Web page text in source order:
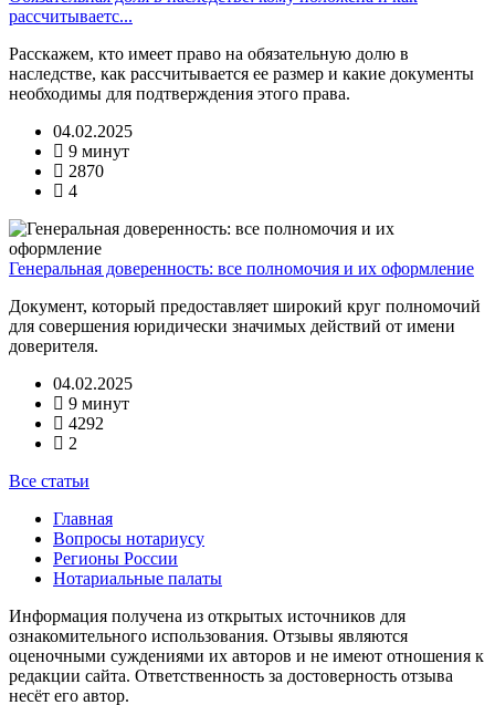
рассчитываетс...
Расскажем, кто имеет право на обязательную долю в
наследстве, как рассчитывается ее размер и какие документы
необходимы для подтверждения этого права.
04.02.2025
9 минут
2870
4
Генеральная доверенность: все полномочия и их оформление
Документ, который предоставляет широкий круг полномочий
для совершения юридически значимых действий от имени
доверителя.
04.02.2025
9 минут
4292
2
Все статьи
Главная
Вопросы нотариусу
Регионы России
Нотариальные палаты
Информация получена из открытых источников для
ознакомительного использования. Отзывы являются
оценочными суждениями их авторов и не имеют отношения к
редакции сайта. Ответственность за достоверность отзыва
несёт его автор.